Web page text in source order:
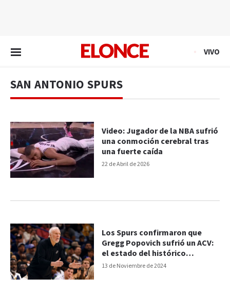
VIVO
SAN ANTONIO SPURS
22 de Abril de 2026
Video: Jugador de la NBA sufrió
una conmoción cerebral tras
una fuerte caída
13 de Noviembre de 2024
Los Spurs confirmaron que
Gregg Popovich sufrió un ACV:
el estado del histórico
entrenador de la NBA